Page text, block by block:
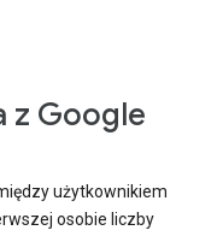
z Google
użytkownikiem
osobie liczby